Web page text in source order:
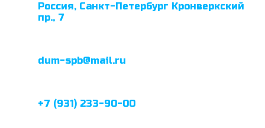
Россия, Санкт-Петербург Кронверкский
пр., 7
dum-spb@mail.ru
+7 (931) 233-90-00